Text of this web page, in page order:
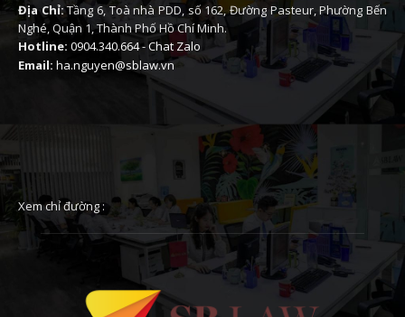
Địa Chỉ:Tầng 6, Toà nhà PDD, số 162, Đường Pasteur, Phường Bến
Nghé, Quận 1, Thành Phố Hồ Chí Minh.
Hotline: 0904.340.664-Chat Zalo
Email: ha.nguyen@sblaw.vn
Xem chỉ đường :